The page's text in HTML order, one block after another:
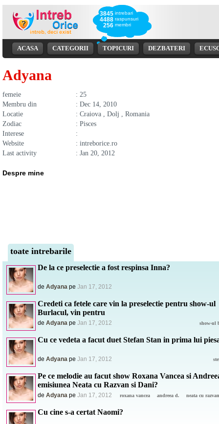
3845
4488
256
intrebari
raspunsuri
membri
ACASA CATEGORII TOPICURI DEZBATERI
Adyana
femeie
: 25
Membru din
: Dec 14, 2010
Locatie
: Craiova , Dolj , Romania
Zodiac
: Pisces
Interese
:
Website
: intreborice.ro
Last activity
: Jan 20, 2012
Despre mine
toate intrebarile
De la ce preselectie a fost respinsa Inna?
de Adyana pe Jan 17, 2012
Credeti ca fetele care vin la preselectie pentru show-ul
Burlacul, vin pentru
de Adyana pe Jan 17, 2012 show-ul
Cu ce vedeta a facut duet Stefan Stan in prima lui
de Adyana pe Jan 17, 2012
Pe ce melodie au facut show Roxana Vancea si
emisiunea Neata cu Razvan si Dani?
de Adyana pe Jan 17, 2012 roxana vancea andreea d. neata cu
Cu cine s-a certat Naomi?